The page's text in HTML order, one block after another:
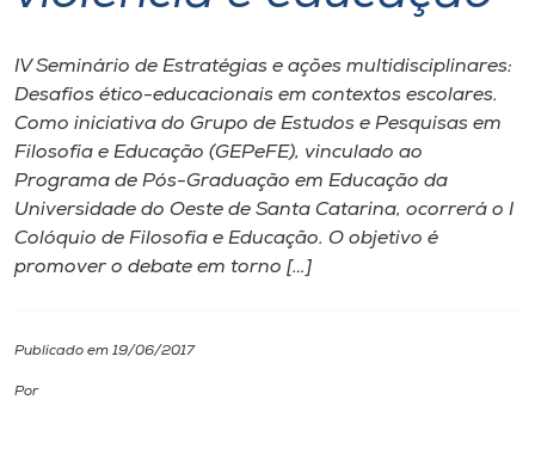
Internacionalização
I.nova
Diplomados
IV Seminário de Estratégias e ações multidisciplinares:
Desafios ético-educacionais em contextos escolares.
Como iniciativa do Grupo de Estudos e Pesquisas em
Filosofia e Educação (GEPeFE), vinculado ao
Programa de Pós-Graduação em Educação da
Universidade do Oeste de Santa Catarina, ocorrerá o I
Colóquio de Filosofia e Educação. O objetivo é
promover o debate em torno […]
Publicado em 19/06/2017
Por